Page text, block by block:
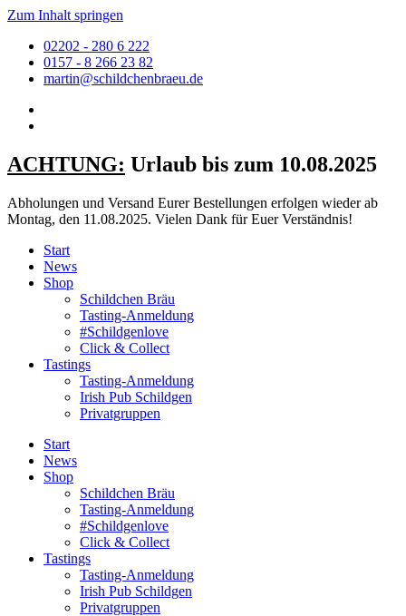
Zum Inhalt springen
02202 - 280 6 222
0157 - 8 266 23 82
martin@schildchenbraeu.de
ACHTUNG: Urlaub bis zum 10.08.2025
Abholungen und Versand Eurer Bestellungen erfolgen wieder ab
Montag, den 11.08.2025. Vielen Dank für Euer Verständnis!
Start
News
Shop
Schildchen Bräu
Tasting-Anmeldung
#Schildgenlove
Click & Collect
Tastings
Tasting-Anmeldung
Irish Pub Schildgen
Privatgruppen
Start
News
Shop
Schildchen Bräu
Tasting-Anmeldung
#Schildgenlove
Click & Collect
Tastings
Tasting-Anmeldung
Irish Pub Schildgen
Privatgruppen